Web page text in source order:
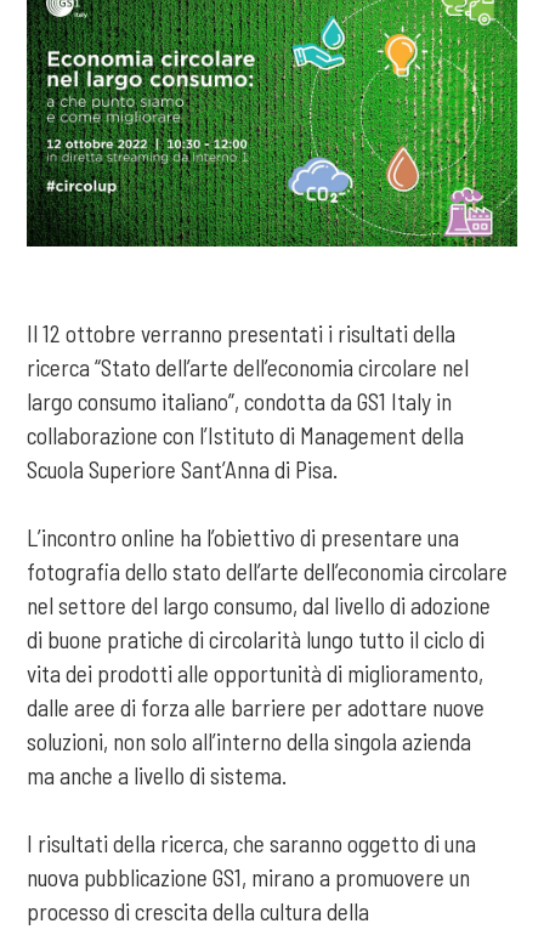
Il 12 ottobre verranno presentati i risultati della
ricerca “Stato dell’arte dell’economia circolare nel
largo consumo italiano”, condotta da GS1 Italy in
collaborazione con l’Istituto di Management della
Scuola Superiore Sant’Anna di Pisa.
L’incontro online ha l’obiettivo di presentare una
fotografia dello stato dell’arte dell’economia circolare
nel settore del largo consumo, dal livello di adozione
di buone pratiche di circolarità lungo tutto il ciclo di
vita dei prodotti alle opportunità di miglioramento,
dalle aree di forza alle barriere per adottare nuove
soluzioni, non solo all’interno della singola azienda
ma anche a livello di sistema.
I risultati della ricerca, che saranno oggetto di una
nuova pubblicazione GS1, mirano a promuovere un
processo di crescita della cultura della